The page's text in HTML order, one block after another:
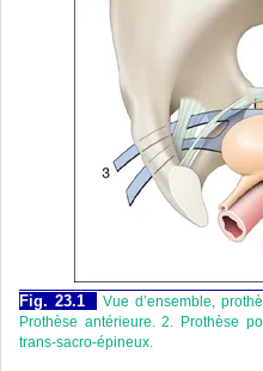
Fig. 23.1
Vue d’ensemble,
Prothèse antérieure. 2. Prothèse
trans-sacro-épineux.